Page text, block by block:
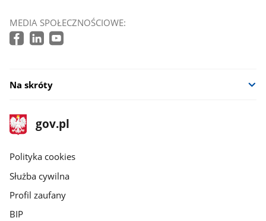
MEDIA SPOŁECZNOŚCIOWE:
Na skróty
stopka
gov.pl
Strona
gov.pl
gov.pl
Polityka cookies
Służba cywilna
Profil zaufany
BIP